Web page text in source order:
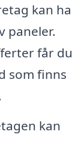
kan ha
paneler.
får du
som finns
kan